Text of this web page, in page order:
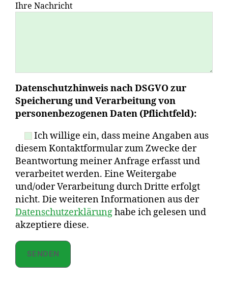
Ihre Nachricht
Datenschutzhinweis nach DSGVO zur
Speicherung und Verarbeitung von
personenbezogenen Daten (Pflichtfeld):
Ich willige ein, dass meine Angaben aus
diesem Kontaktformular zum Zwecke der
Beantwortung meiner Anfrage erfasst und
verarbeitet werden. Eine Weitergabe
und/oder Verarbeitung durch Dritte erfolgt
nicht. Die weiteren Informationen aus der
Datenschutzerklärunghabe ich gelesen und
akzeptiere diese.